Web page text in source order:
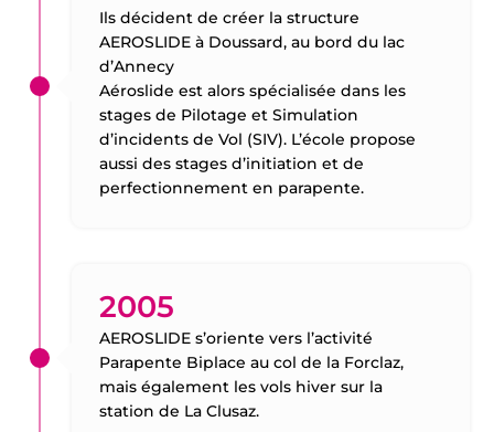
Ils décident de créer la structure
AEROSLIDE à Doussard, au bord du lac
d’Annecy
Aéroslide est alors spécialisée dans les
stages de Pilotage et Simulation
d’incidents de Vol (SIV). L’école propose
aussi des stages d’initiation et de
perfectionnement en parapente.
2005
AEROSLIDE s’oriente vers l’activité
Parapente Biplace au col de la Forclaz,
mais également les vols hiver sur la
station de La Clusaz.